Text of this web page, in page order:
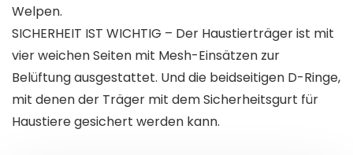
Welpen.
SICHERHEIT IST WICHTIG – Der Haustierträger ist mit
vier weichen Seiten mit Mesh-Einsätzen zur
Belüftung ausgestattet. Und die beidseitigen D-Ringe,
mit denen der Träger mit dem Sicherheitsgurt für
Haustiere gesichert werden kann.